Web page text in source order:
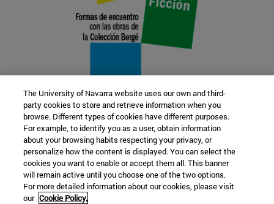
22 SEP
FUNCIÓN Y FICCIÓN. Varios artistas
Más información
The University of Navarra website uses our own and third-
party cookies to store and retrieve information when you
browse. Different types of cookies have different purposes.
For example, to identify you as a user, obtain information
about your browsing habits respecting your privacy, or
personalize how the content is displayed. You can select the
cookies you want to enable or accept them all. This banner
will remain active until you choose one of the two options.
For more detailed information about our cookies, please visit
our Cookie Policy.